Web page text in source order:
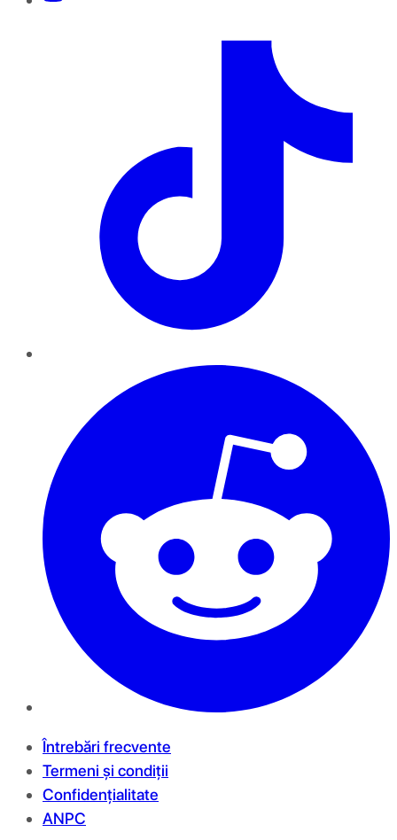
Întrebări frecvente
Termeni și condiții
Confidențialitate
ANPC